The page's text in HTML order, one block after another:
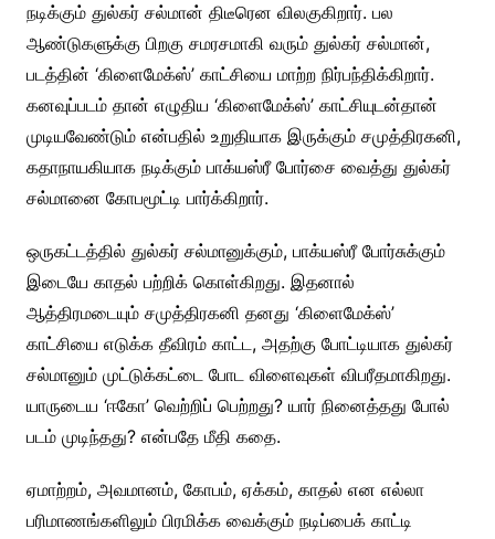
நடிக்கும் துல்கர் சல்மான் திடீரென விலகுகிறார். பல
ஆண்டுகளுக்கு பிறகு சமரசமாகி வரும் துல்கர் சல்மான்,
படத்தின் ‘கிளைமேக்ஸ்’ காட்சியை மாற்ற நிர்பந்திக்கிறார்.
கனவுப்படம் தான் எழுதிய ‘கிளைமேக்ஸ்’ காட்சியுடன்தான்
முடியவேண்டும் என்பதில் உறுதியாக இருக்கும் சமுத்திரகனி,
கதாநாயகியாக நடிக்கும் பாக்யஸ்ரீ போர்சை வைத்து துல்கர்
சல்மானை கோபமூட்டி பார்க்கிறார்.
ஒருகட்டத்தில் துல்கர் சல்மானுக்கும், பாக்யஸ்ரீ போர்சுக்கும்
இடையே காதல் பற்றிக் கொள்கிறது. இதனால்
ஆத்திரமடையும் சமுத்திரகனி தனது ‘கிளைமேக்ஸ்’
காட்சியை எடுக்க தீவிரம் காட்ட, அதற்கு போட்டியாக துல்கர்
சல்மானும் முட்டுக்கட்டை போட விளைவுகள் விபரீதமாகிறது.
யாருடைய ‘ஈகோ’ வெற்றிப் பெற்றது? யார் நினைத்தது போல்
படம் முடிந்தது? என்பதே மீதி கதை.
ஏமாற்றம், அவமானம், கோபம், ஏக்கம், காதல் என எல்லா
பரிமாணங்களிலும் பிரமிக்க வைக்கும் நடிப்பைக் காட்டி